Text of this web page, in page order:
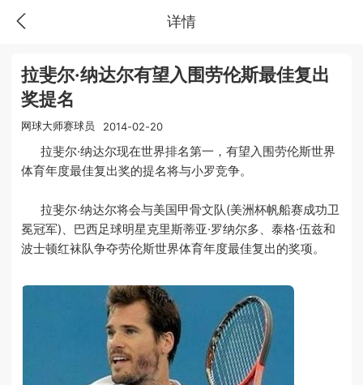
详情
拉斐尔·纳达尔有望入围劳伦斯最佳复出
奖提名
网球大师赛球员 2014-02-20
拉斐尔·纳达尔现在世界排名第一，有望入围劳伦斯世界
体育年度最佳复出奖的提名将与小罗竞争。
拉斐尔·纳达尔将会与美国甲骨文队(美洲杯帆船赛成功卫
冕冠军)、巴西足球明星克里斯蒂亚·罗纳尔多、泰格·伍兹和
波士顿红袜队争夺劳伦斯世界体育年度最佳复出的奖项。